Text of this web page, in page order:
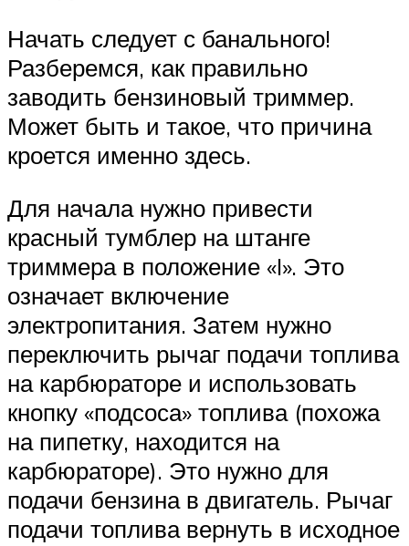
Начать следует с банального!
Разберемся, как правильно
заводить бензиновый триммер.
Может быть и такое, что причина
кроется именно здесь.
Для начала нужно привести
красный тумблер на штанге
триммера в положение «I». Это
означает включение
электропитания. Затем нужно
переключить рычаг подачи топлива
на карбюраторе и использовать
кнопку «подсоса» топлива (похожа
на пипетку, находится на
карбюраторе). Это нужно для
подачи бензина в двигатель. Рычаг
подачи топлива вернуть в исходное